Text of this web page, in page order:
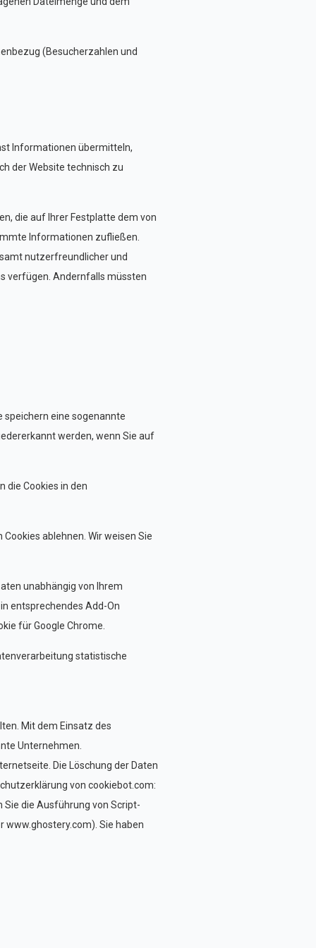
(Besucherzahlen und
Informationen übermitteln,
der Website technisch zu
die auf Ihrer Festplatte dem von
Informationen zufließen.
nutzerfreundlicher und
verfügen. Andernfalls müssten
speichern eine sogenannte
werden, wenn Sie auf
die Cookies in den
ablehnen. Wir weisen Sie
unabhängig von Ihrem
entsprechendes Add-On
für Google Chrome.
statistische
Mit dem Einsatz des
Unternehmen.
Die Löschung der Daten
von cookiebot.com:
die Ausführung von Script-
www.ghostery.com). Sie haben